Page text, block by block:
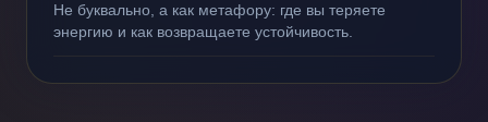
Не буквально, а как метафору: где вы теряете
энергию и как возвращаете устойчивость.